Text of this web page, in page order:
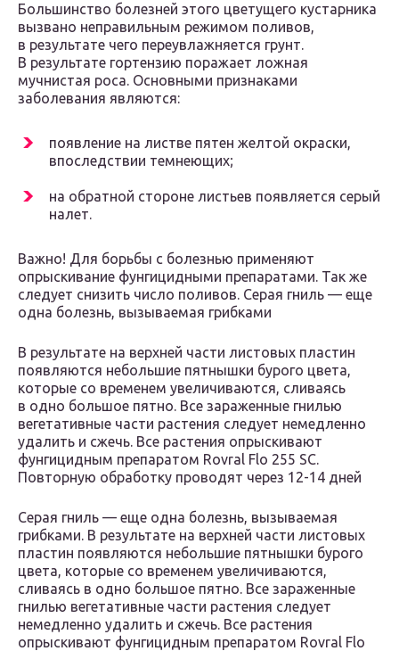
Большинство болезней этого цветущего кустарника
вызвано неправильным режимом поливов,
в результате чего переувлажняется грунт.
В результате гортензию поражает ложная
мучнистая роса. Основными признаками
заболевания являются:
появление на листве пятен желтой окраски,
впоследствии темнеющих;
на обратной стороне листьев появляется серый
налет.
Важно! Для борьбы с болезнью применяют
опрыскивание фунгицидными препаратами. Так же
следует снизить число поливов. Серая гниль — еще
одна болезнь, вызываемая грибками
В результате на верхней части листовых пластин
появляются небольшие пятнышки бурого цвета,
которые со временем увеличиваются, сливаясь
в одно большое пятно. Все зараженные гнилью
вегетативные части растения следует немедленно
удалить и сжечь. Все растения опрыскивают
фунгицидным препаратом Rovral Flo 255 SC.
Повторную обработку проводят через 12-14 дней
Серая гниль — еще одна болезнь, вызываемая
грибками. В результате на верхней части листовых
пластин появляются небольшие пятнышки бурого
цвета, которые со временем увеличиваются,
сливаясь в одно большое пятно. Все зараженные
гнилью вегетативные части растения следует
немедленно удалить и сжечь. Все растения
опрыскивают фунгицидным препаратом Rovral Flo